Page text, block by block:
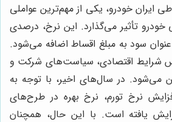
ایران خودرو، یکی از مهم‌ترین عواملی
خودرو تأثیر می‌گذارد. این نرخ، درصدی
سود به مبلغ اقساط اضافه می‌شود.
شرایط اقتصادی، سیاست‌های شرکت و
می‌شود. در سال‌های اخیر، با توجه به
نرخ تورم، نرخ بهره در طرح‌های
یافته است. با این حال، همچنان